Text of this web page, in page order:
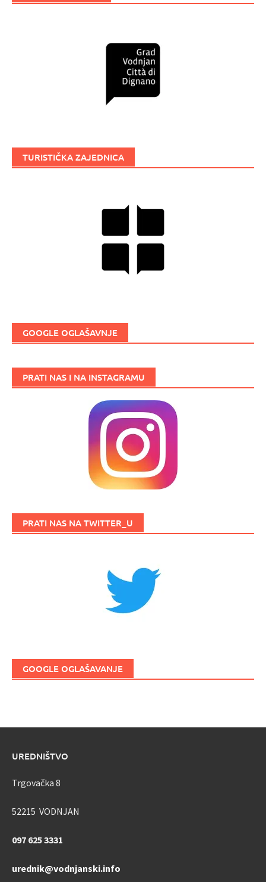
TURISTIČKA ZAJEDNICA
GOOGLE OGLAŠAVNJE
PRATI NAS I NA INSTAGRAMU
PRATI NAS NA TWITTER_U
GOOGLE OGLAŠAVANJE
UREDNIŠTVO
Trgovačka 8
52215 VODNJAN
097 625 3331
urednik@vodnjanski.info